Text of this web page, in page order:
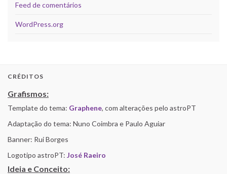
Feed de comentários
WordPress.org
CRÉDITOS
Grafismos:
Template do tema: Graphene, com alterações pelo astroPT
Adaptação do tema: Nuno Coimbra e Paulo Aguiar
Banner: Rui Borges
Logotipo astroPT: José Raeiro
Ideia e Conceito: